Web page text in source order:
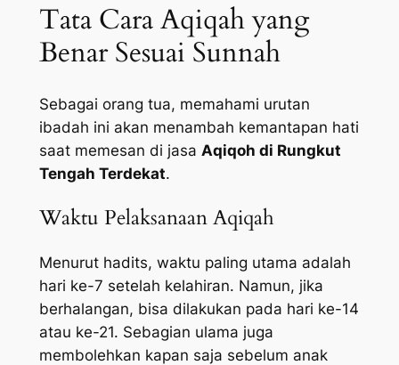
Tata Cara Aqiqah yang
Benar Sesuai Sunnah
Sebagai orang tua, memahami urutan
ibadah ini akan menambah kemantapan hati
saat memesan di jasa Aqiqoh di Rungkut
Tengah Terdekat.
Waktu Pelaksanaan Aqiqah
Menurut hadits, waktu paling utama adalah
hari ke-7 setelah kelahiran. Namun, jika
berhalangan, bisa dilakukan pada hari ke-14
atau ke-21. Sebagian ulama juga
membolehkan kapan saja sebelum anak